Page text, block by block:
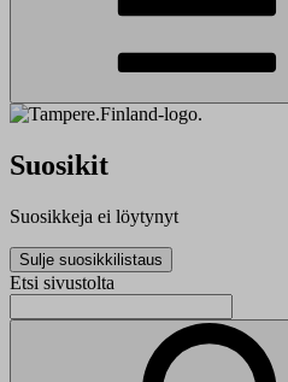
Suosikit
Suosikkeja ei löytynyt
Sulje suosikkilistaus
Etsi sivustolta